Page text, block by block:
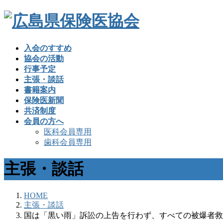
入会のすすめ
協会の活動
行事予定
主張・談話
書籍案内
保険医新聞
共済制度
会員の方へ
医科会員専用
歯科会員専用
主張・談話
HOME
主張・談話
国は「黒い雨」訴訟の上告を行わず、すべての被爆者